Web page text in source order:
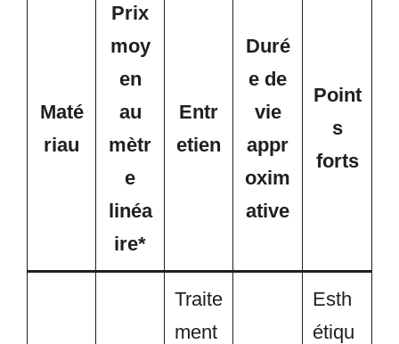
Maté
riau
Prix
moy
en
au
mètr
e
linéa
ire*
Entr
etien
Duré
e de
vie
appr
oxim
ative
Point
s
forts
Traite
ment
Esth
étiqu